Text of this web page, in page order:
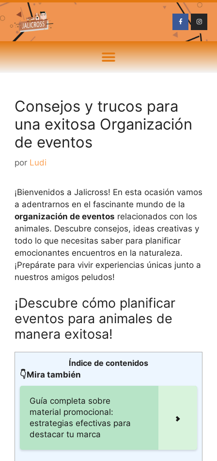
Consejos y trucos para
una exitosa Organización
de eventos
por Ludi
¡Bienvenidos a Jalicross! En esta ocasión vamos
a adentrarnos en el fascinante mundo de la
organización de eventos relacionados con los
animales. Descubre consejos, ideas creativas y
todo lo que necesitas saber para planificar
emocionantes encuentros en la naturaleza.
¡Prepárate para vivir experiencias únicas junto a
nuestros amigos peludos!
¡Descubre cómo planificar
eventos para animales de
manera exitosa!
Índice de contenidos
👇Mira también
Guía completa sobre
material promocional:
estrategias efectivas para
destacar tu marca